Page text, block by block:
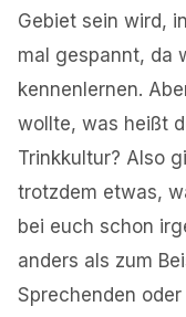
Gebiet sein wird,
mal gespannt, da
kennenlernen.
wollte, was heißt
Trinkkultur? Also
trotzdem etwas,
bei euch schon
anders als zum
Sprechenden